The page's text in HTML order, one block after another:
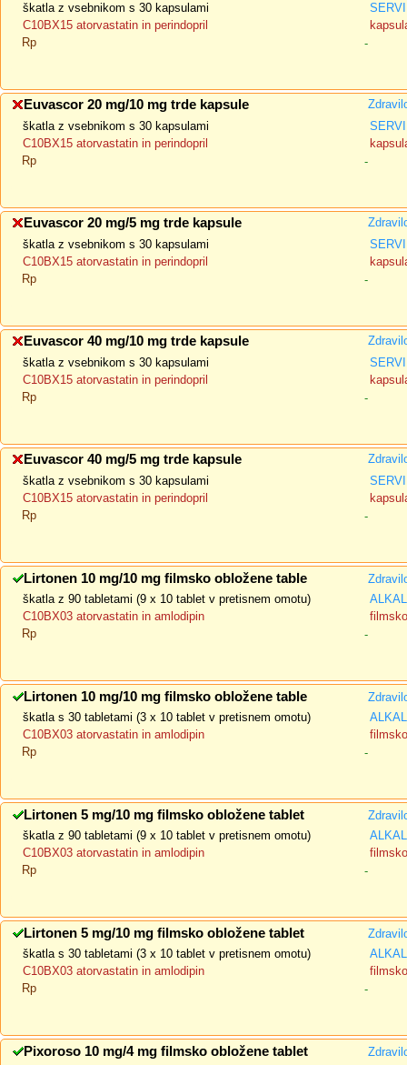
škatla z vsebnikom s 30 kapsulami
C10BX15 atorvastatin in perindopril
Rp
-
Euvascor 20 mg/10 mg trde kapsule
škatla z vsebnikom s 30 kapsulami
C10BX15 atorvastatin in perindopril
Rp
-
Euvascor 20 mg/5 mg trde kapsule
škatla z vsebnikom s 30 kapsulami
C10BX15 atorvastatin in perindopril
Rp
-
Euvascor 40 mg/10 mg trde kapsule
škatla z vsebnikom s 30 kapsulami
C10BX15 atorvastatin in perindopril
Rp
-
Euvascor 40 mg/5 mg trde kapsule
škatla z vsebnikom s 30 kapsulami
C10BX15 atorvastatin in perindopril
Rp
-
Lirtonen 10 mg/10 mg filmsko obložene table
škatla z 90 tabletami (9 x 10 tablet v pretisnem omotu)
C10BX03 atorvastatin in amlodipin
Rp
-
Lirtonen 10 mg/10 mg filmsko obložene table
škatla s 30 tabletami (3 x 10 tablet v pretisnem omotu)
C10BX03 atorvastatin in amlodipin
Rp
-
Lirtonen 5 mg/10 mg filmsko obložene tablet
škatla z 90 tabletami (9 x 10 tablet v pretisnem omotu)
C10BX03 atorvastatin in amlodipin
Rp
-
Lirtonen 5 mg/10 mg filmsko obložene tablet
škatla s 30 tabletami (3 x 10 tablet v pretisnem omotu)
C10BX03 atorvastatin in amlodipin
Rp
-
Pixoroso 10 mg/4 mg filmsko obložene tablet